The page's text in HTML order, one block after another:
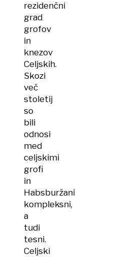
rezidenčni
grad
grofov
in
knezov
Celjskih.
Skozi
več
stoletij
so
bili
odnosi
med
celjskimi
grofi
in
Habsburžani
kompleksni,
a
tudi
tesni.
Celjski